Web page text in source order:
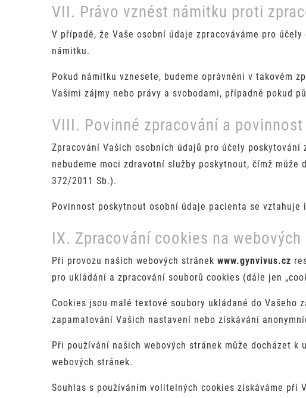
VII. Právo vznést námitku proti
V případě, že Vaše osobní údaje zpracováváme pro
námitku.
Pokud námitku vznesete, budeme oprávněni v takovém
Vašimi zájmy nebo právy a svobodami, případně pokud
VIII. Povinné zpracování a
Zpracování Vašich osobních údajů pro účely
nebudeme moci zdravotní služby poskytnout, čímž
372/2011 Sb.).
Povinnost poskytnout osobní údaje pacienta se
IX. Zpracování cookies na
Při provozu našich webových stránek www.gynvivus.cz
pro ukládání a zpracování souborů cookies (dále jen
Cookies jsou malé textové soubory ukládané do
zapamatování Vašich nastavení nebo získávání
Při používání našich webových stránek může docházet
webových stránek.
Souhlas s používáním volitelných cookies získáváme